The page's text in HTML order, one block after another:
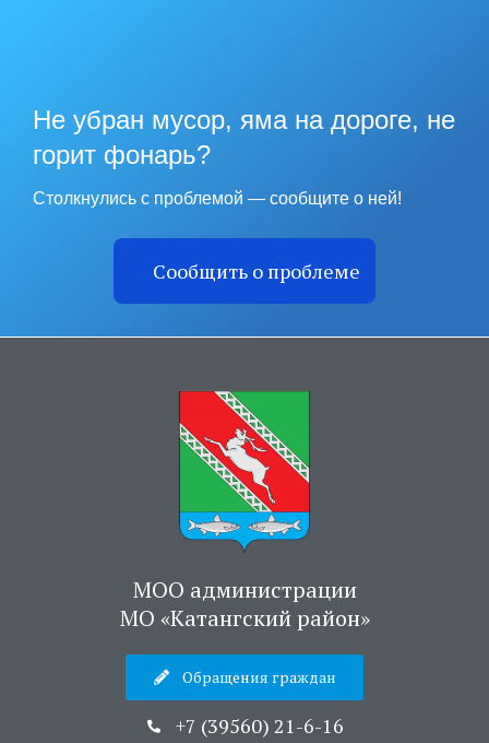
Не убран мусор, яма на дороге, не
горит фонарь?
Столкнулись с проблемой — сообщите о ней!
Сообщить о проблеме
МОО администрации
МО «Катангский район»
Обращения граждан
+7 (39560) 21-6-16